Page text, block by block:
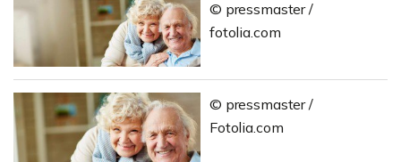
© pressmaster /
fotolia.com
© pressmaster /
Fotolia.com